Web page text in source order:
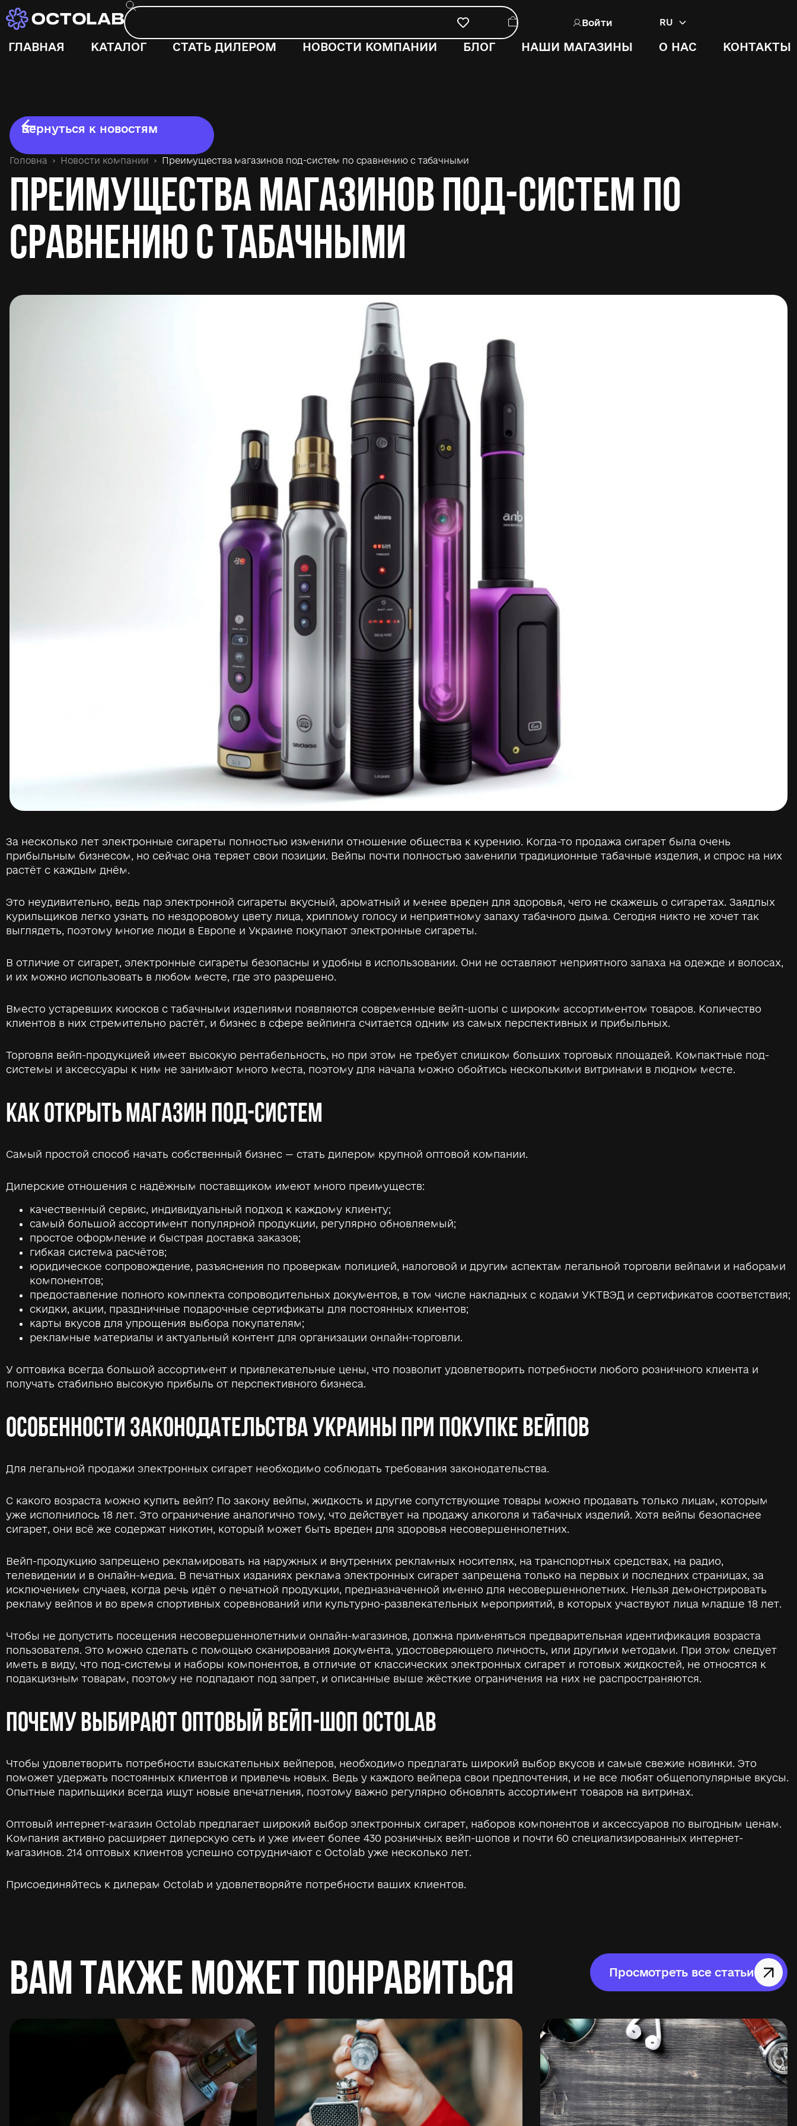
Войти RU
ГЛАВНАЯ КАТАЛОГ СТАТЬ ДИЛЕРОМ НОВОСТИ КОМПАНИИ БЛОГ НАШИ МАГАЗИНЫ О НАС КОНТАКТЫ
Вернуться к новостям
Головна Новости компании Преимущества магазинов под-систем по сравнению с табачными
Преимущества магазинов под-систем по
сравнению с табачными
За несколько лет электронные сигареты полностью изменили отношение общества к курению. Когда-то продажа сигарет была очень
прибыльным бизнесом, но сейчас она теряет свои позиции. Вейпы почти полностью заменили традиционные табачные изделия, и спрос на них
растёт с каждым днём.
Это неудивительно, ведь пар электронной сигареты вкусный, ароматный и менее вреден для здоровья, чего не скажешь о сигаретах. Заядлых
курильщиков легко узнать по нездоровому цвету лица, хриплому голосу и неприятному запаху табачного дыма. Сегодня никто не хочет так
выглядеть, поэтому многие люди в Европе и Украине покупают электронные сигареты.
В отличие от сигарет, электронные сигареты безопасны и удобны в использовании. Они не оставляют неприятного запаха на одежде и волосах,
и их можно использовать в любом месте, где это разрешено.
Вместо устаревших киосков с табачными изделиями появляются современные вейп-шопы с широким ассортиментом товаров. Количество
клиентов в них стремительно растёт, и бизнес в сфере вейпинга считается одним из самых перспективных и прибыльных.
Торговля вейп-продукцией имеет высокую рентабельность, но при этом не требует слишком больших торговых площадей. Компактные под-
системы и аксессуары к ним не занимают много места, поэтому для начала можно обойтись несколькими витринами в людном месте.
КАК ОТКРЫТЬ МАГАЗИН ПОД-СИСТЕМ
Самый простой способ начать собственный бизнес — стать дилером крупной оптовой компании.
Дилерские отношения с надёжным поставщиком имеют много преимуществ:
качественный сервис, индивидуальный подход к каждому клиенту;
самый большой ассортимент популярной продукции, регулярно обновляемый;
простое оформление и быстрая доставка заказов;
гибкая система расчётов;
юридическое сопровождение, разъяснения по проверкам полицией, налоговой и другим аспектам легальной торговли вейпами и наборами
компонентов;
предоставление полного комплекта сопроводительных документов, в том числе накладных с кодами УКТВЭД и сертификатов соответствия;
скидки, акции, праздничные подарочные сертификаты для постоянных клиентов;
карты вкусов для упрощения выбора покупателям;
рекламные материалы и актуальный контент для организации онлайн-торговли.
У оптовика всегда большой ассортимент и привлекательные цены, что позволит удовлетворить потребности любого розничного клиента и
получать стабильно высокую прибыль от перспективного бизнеса.
ОСОБЕННОСТИ ЗАКОНОДАТЕЛЬСТВА УКРАИНЫ ПРИ ПОКУПКЕ ВЕЙПОВ
Для легальной продажи электронных сигарет необходимо соблюдать требования законодательства.
С какого возраста можно купить вейп? По закону вейпы, жидкость и другие сопутствующие товары можно продавать только лицам, которым
уже исполнилось 18 лет. Это ограничение аналогично тому, что действует на продажу алкоголя и табачных изделий. Хотя вейпы безопаснее
сигарет, они всё же содержат никотин, который может быть вреден для здоровья несовершеннолетних.
Вейп-продукцию запрещено рекламировать на наружных и внутренних рекламных носителях, на транспортных средствах, на радио,
телевидении и в онлайн-медиа. В печатных изданиях реклама электронных сигарет запрещена только на первых и последних страницах, за
исключением случаев, когда речь идёт о печатной продукции, предназначенной именно для несовершеннолетних. Нельзя демонстрировать
рекламу вейпов и во время спортивных соревнований или культурно-развлекательных мероприятий, в которых участвуют лица младше 18 лет.
Чтобы не допустить посещения несовершеннолетними онлайн-магазинов, должна применяться предварительная идентификация возраста
пользователя. Это можно сделать с помощью сканирования документа, удостоверяющего личность, или другими методами. При этом следует
иметь в виду, что под-системы и наборы компонентов, в отличие от классических электронных сигарет и готовых жидкостей, не относятся к
подакцизным товарам, поэтому не подпадают под запрет, и описанные выше жёсткие ограничения на них не распространяются.
ПОЧЕМУ ВЫБИРАЮТ ОПТОВЫЙ ВЕЙП-ШОП OCTOLAB
Чтобы удовлетворить потребности взыскательных вейперов, необходимо предлагать широкий выбор вкусов и самые свежие новинки. Это
поможет удержать постоянных клиентов и привлечь новых. Ведь у каждого вейпера свои предпочтения, и не все любят общепопулярные вкусы.
Опытные парильщики всегда ищут новые впечатления, поэтому важно регулярно обновлять ассортимент товаров на витринах.
Оптовый интернет-магазин Octolab предлагает широкий выбор электронных сигарет, наборов компонентов и аксессуаров по выгодным ценам.
Компания активно расширяет дилерскую сеть и уже имеет более 430 розничных вейп-шопов и почти 60 специализированных интернет-
магазинов. 214 оптовых клиентов успешно сотрудничают с Octolab уже несколько лет.
Присоединяйтесь к дилерам Octolab и удовлетворяйте потребности ваших клиентов.
Вам также может понравиться Просмотреть все статьи